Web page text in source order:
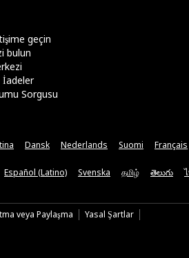
geçin
bulun
İadeler
Sorgusu
Dansk Nederlands Suomi Français
Español (Latino) Svenska தமிழ் తెలుగు
veya Paylaşma Yasal Şartlar